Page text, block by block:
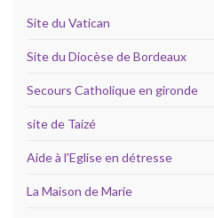
Site du Vatican
Site du Diocèse de Bordeaux
Secours Catholique en gironde
site de Taizé
Aide à l'Eglise en détresse
La Maison de Marie